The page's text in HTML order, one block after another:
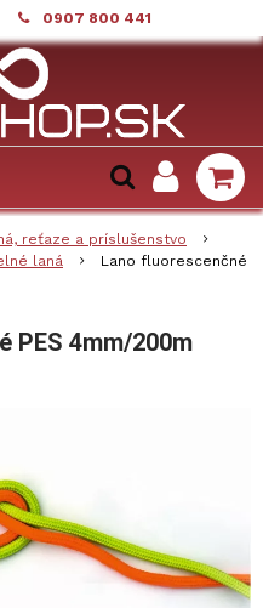
0907 800 441
reťaze a príslušenstvo
laná
Lano fluorescenčné
PES 4mm/200m